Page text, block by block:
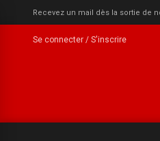
Recevez un mail dès la sortie de
Se connecter / S'inscrire